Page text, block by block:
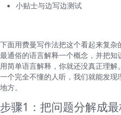
小贴士与边写边测试
下面用费曼写作法把这个看起来复
最通俗的语言解释一个概念，并把
用简单语言解释，你就还没真正理
一个完全不懂的人听，我们就能发
地方。
步骤1：把问题分解成